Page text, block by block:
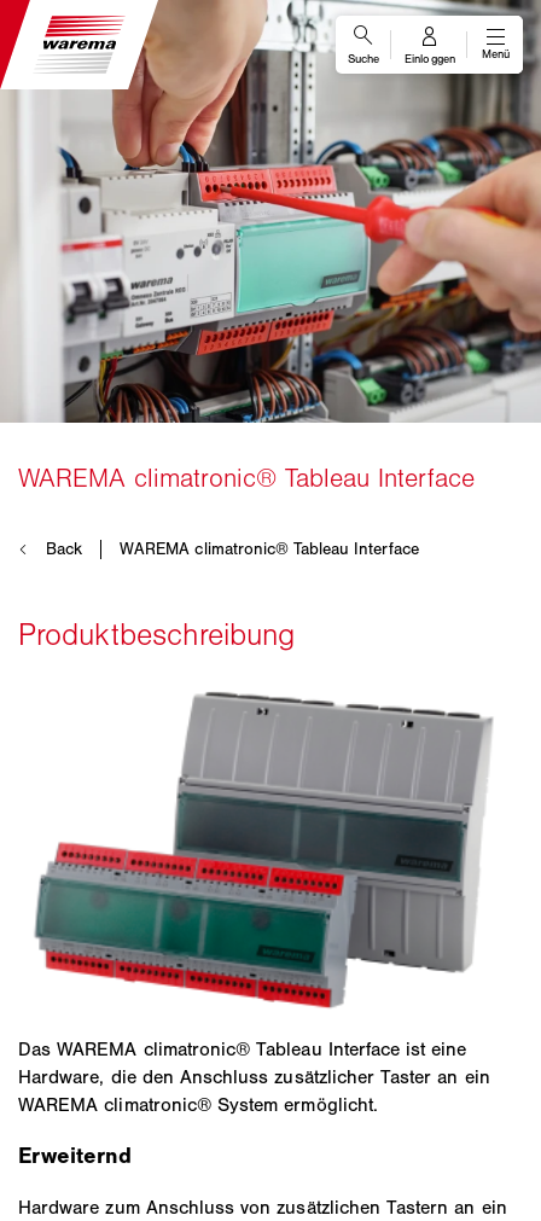
Das WAREMA climatronic® Tableau Interface ist eine
Hardware, die den Anschluss zusätzlicher Taster an ein
WAREMA climatronic® System ermöglicht.
Erweiternd
Hardware zum Anschluss von zusätzlichen Tastern an ein